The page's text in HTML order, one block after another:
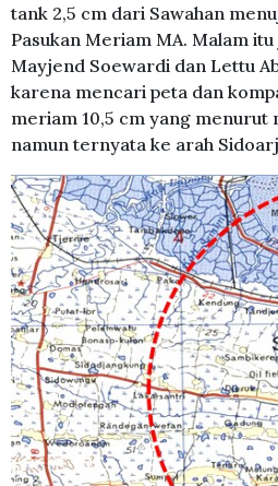
tank 2,5 cm dari Sawahan
Pasukan Meriam MA. Malam
Mayjend Soewardi dan Lettu
karena mencari peta dan
meriam 10,5 cm yang menurut
namun ternyata ke arah